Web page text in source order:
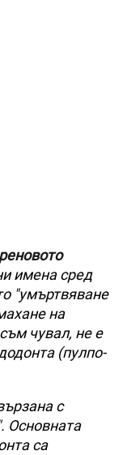
имена сред
"умъртвяване
на
чувал, не е
(пулпо-
с
Основната
са